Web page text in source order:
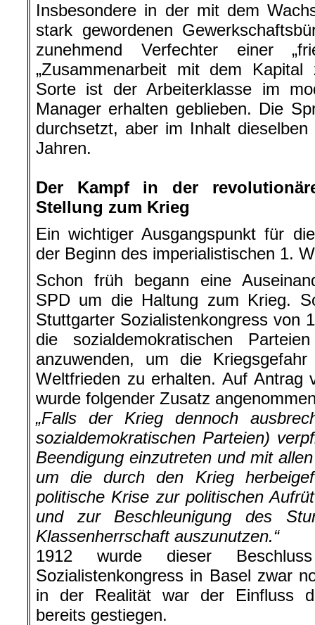
Insbesondere in der mit dem
stark gewordenen
zunehmend Verfechter einer
„Zusammenarbeit mit dem
Sorte ist der Arbeiterklasse im
Manager erhalten geblieben. Die
durchsetzt, aber im Inhalt
Jahren.
Der Kampf in der
Stellung zum Krieg
Ein wichtiger Ausgangspunkt für
der Beginn des imperialistischen 1.
Schon früh begann eine
SPD um die Haltung zum Krieg.
Stuttgarter Sozialistenkongress von
die sozialdemokratischen
anzuwenden, um die
Weltfrieden zu erhalten. Auf Antrag
wurde folgender Zusatz
„Falls der Krieg dennoch
sozialdemokratischen Parteien)
Beendigung einzutreten und mit
um die durch den Krieg
politische Krise zur politischen
und zur Beschleunigung des
Klassenherrschaft auszunutzen.“
1912 wurde dieser
Sozialistenkongress in Basel zwar
in der Realität war der Einfluss
bereits gestiegen.